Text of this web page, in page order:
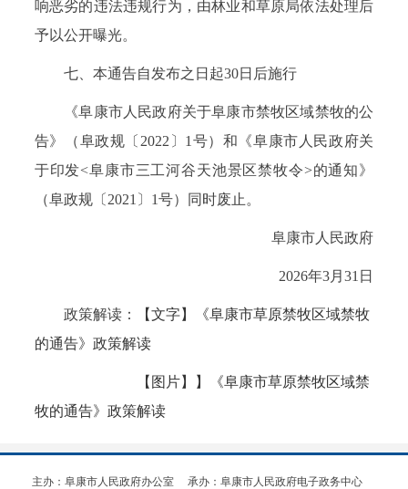
响恶劣的违法违规行为，由林业和草原局依法处理后
予以公开曝光。
七、本通告自发布之日起30日后施行
《阜康市人民政府关于阜康市禁牧区域禁牧的公
告》（阜政规〔2022〕1号）和《阜康市人民政府关
于印发<阜康市三工河谷天池景区禁牧令>的通知》
（阜政规〔2021〕1号）同时废止。
阜康市人民政府
2026年3月31日
政策解读：
【文字】《阜康市草原禁牧区域禁牧
的通告》政策解读
【图片】】《阜康市草原禁牧区域禁
牧的通告》政策解读
主办：阜康市人民政府办公室 承办：阜康市人民政府电子政务中心